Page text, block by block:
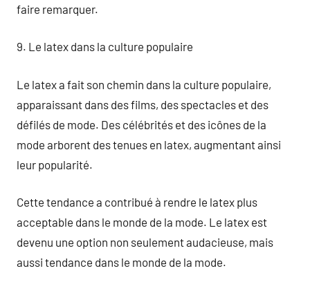
faire remarquer.
9. Le latex dans la culture populaire
Le latex a fait son chemin dans la culture populaire,
apparaissant dans des films, des spectacles et des
défilés de mode. Des célébrités et des icônes de la
mode arborent des tenues en latex, augmentant ainsi
leur popularité.
Cette tendance a contribué à rendre le latex plus
acceptable dans le monde de la mode. Le latex est
devenu une option non seulement audacieuse, mais
aussi tendance dans le monde de la mode.